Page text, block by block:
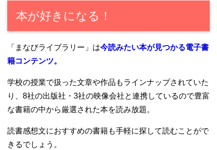
本が好きになる！
「まなびライブラリー」は今読みたい本が見つかる電子書
籍コンテンツ。
学校の授業で扱った文章や作品もラインナップされていた
り、8社の出版社・3社の映像会社と連携しているので豊富
な書籍の中から厳選された本を読み放題。
読書感想文におすすめの書籍も手軽に探して読むことがで
きるでしょう。